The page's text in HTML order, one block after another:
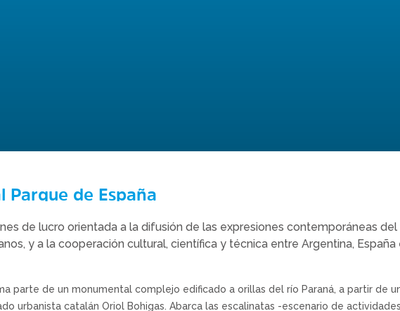
Parque de España
de lucro orientada a la difusión de las expresiones contemporáneas
y a la cooperación cultural, científica y técnica entre Argentina, España
parte de un monumental complejo edificado a orillas del río Paraná, a partir de
urbanista catalán Oriol Bohigas. Abarca las escalinatas -escenario de